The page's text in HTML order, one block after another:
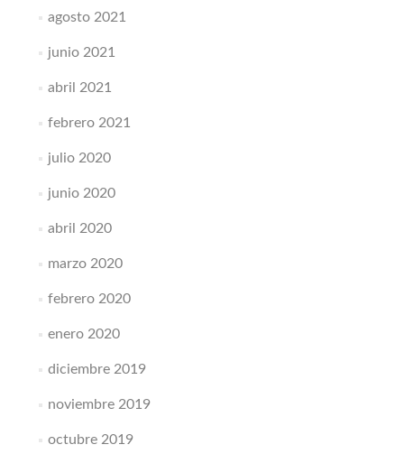
agosto 2021
junio 2021
abril 2021
febrero 2021
julio 2020
junio 2020
abril 2020
marzo 2020
febrero 2020
enero 2020
diciembre 2019
noviembre 2019
octubre 2019